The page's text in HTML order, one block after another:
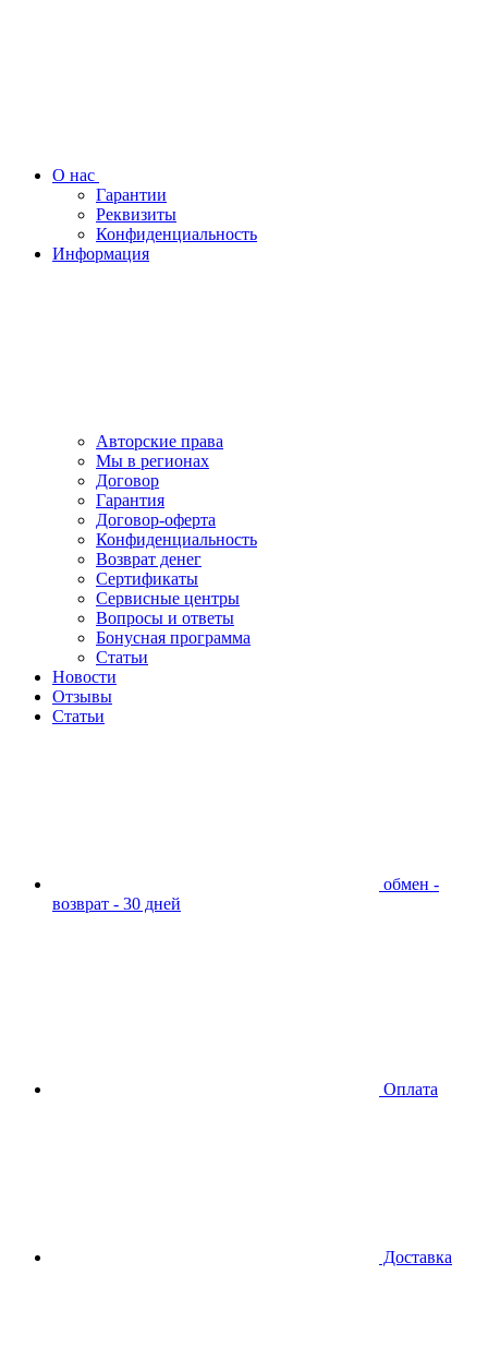
О нас
Гарантии
Реквизиты
Конфиденциальность
Информация
Авторские права
Мы в регионах
Договор
Гарантия
Договор-оферта
Конфиденциальность
Возврат денег
Сертификаты
Сервисные центры
Вопросы и ответы
Бонусная программа
Статьи
Новости
Отзывы
Статьи
обмен -
возврат - 30 дней
Оплата
Доставка